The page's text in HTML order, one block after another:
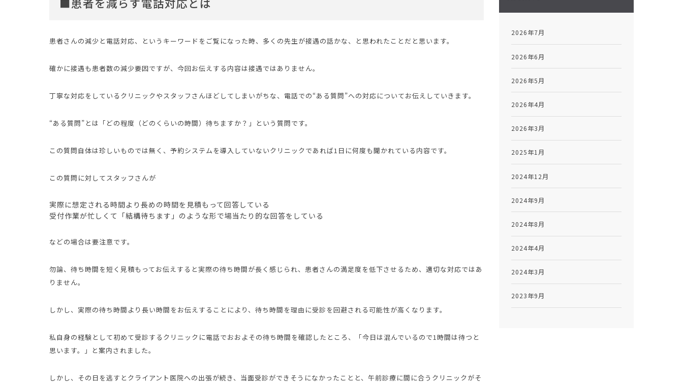
患者さんの減少と電話対応、というキーワードをご覧になった時、多くの先生が接遇の話かな、と思われたことだと思います。
確かに接遇も患者数の減少要因ですが、今回お伝えする内容は接遇ではありません。
丁寧な対応をしているクリニックやスタッフさんほどしてしまいがちな、電話での“ある質問”への対応についてお伝えしていきます。
“ある質問”とは「どの程度（どのくらいの時間）待ちますか？」という質問です。
この質問自体は珍しいものでは無く、予約システムを導入していないクリニックであれば1日に何度も聞かれている内容です。
この質問に対してスタッフさんが
実際に想定される時間より長めの時間を見積もって回答している
受付作業が忙しくて「結構待ちます」のような形で場当たり的な回答をしている
などの場合は要注意です。
勿論、待ち時間を短く見積もってお伝えすると実際の待ち時間が長く感じられ、患者さんの満足度を低下させるため、適切な対応ではあ
りません。
しかし、実際の待ち時間より長い時間をお伝えすることにより、待ち時間を理由に受診を回避される可能性が高くなります。
私自身の経験として初めて受診するクリニックに電話でおおよその待ち時間を確認したところ、「今日は混んでいるので1時間は待つと
思います。」と案内されました。
しかし、その日を逃すとクライアント医院への出張が続き、当面受診ができそうになかったことと、午前診療に間に合うクリニックがそ
2026年7月
2026年6月
2026年5月
2026年4月
2026年3月
2025年1月
2024年12月
2024年9月
2024年8月
2024年4月
2024年3月
2023年9月